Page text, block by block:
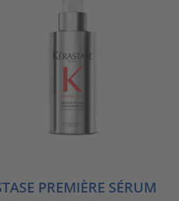
PREMIÈRE SÉRUM